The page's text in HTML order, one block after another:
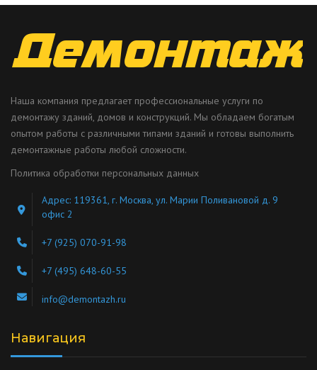
Наша компания предлагает профессиональные услуги по
демонтажу зданий, домов и конструкций. Мы обладаем богатым
опытом работы с различными типами зданий и готовы выполнить
демонтажные работы любой сложности.
Политика обработки персональных данных
Адрес: 119361, г. Москва, ул. Марии Поливановой д. 9
офис 2
+7 (925) 070-91-98
+7 (495) 648-60-55
info@demontazh.ru
Навигация